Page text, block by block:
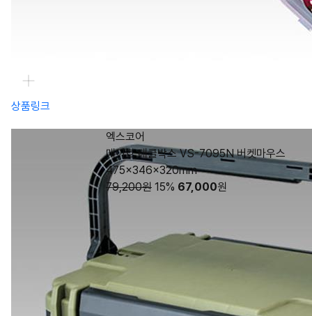
상품링크
엑스코어
메이호 태클박스 VS-7095N 버켓마우스
475×346×320mm
79,200원 15% 67,000원